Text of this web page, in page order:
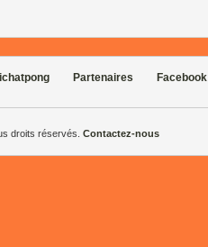
Partenaires Facebook
droits réservés. Contactez-nous